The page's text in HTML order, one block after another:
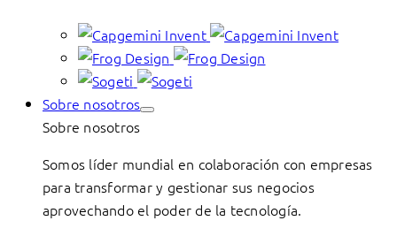
Sobre nosotros
Sobre nosotros
Somos líder mundial en colaboración con empresas
para transformar y gestionar sus negocios
aprovechando el poder de la tecnología.